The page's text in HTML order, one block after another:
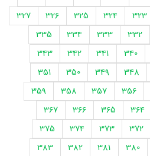
323
324
325
326
327
332
333
334
335
340
341
342
343
348
349
350
351
356
357
358
359
364
365
366
367
372
373
374
375
380
381
382
383